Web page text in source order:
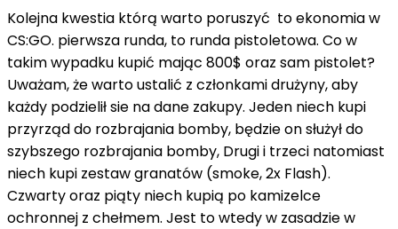
Kolejna kwestia którą warto poruszyć to ekonomia w
CS:GO. pierwsza runda, to runda pistoletowa. Co w
takim wypadku kupić mając 800$ oraz sam pistolet?
Uważam, że warto ustalić z członkami drużyny, aby
każdy podzielił sie na dane zakupy. Jeden niech kupi
przyrząd do rozbrajania bomby, będzie on służył do
szybszego rozbrajania bomby, Drugi i trzeci natomiast
niech kupi zestaw granatów (smoke, 2x Flash).
Czwarty oraz piąty niech kupią po kamizelce
ochronnej z chełmem. Jest to wtedy w zasadzie w